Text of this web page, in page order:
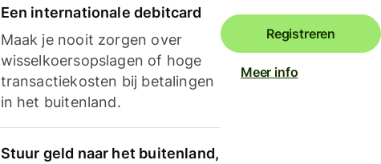
Een internationale debitcard
Maak je nooit zorgen over
wisselkoersopslagen of hoge
transactiekosten bij betalingen
in het buitenland.
Stuur geld naar het buitenland,
Registreren
Meer info